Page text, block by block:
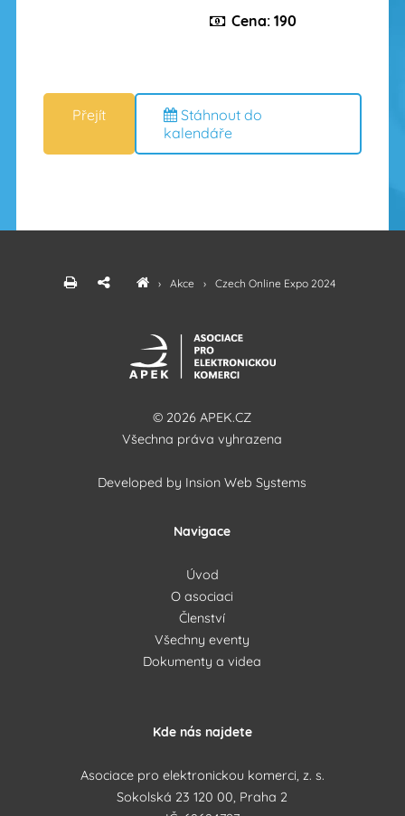
Cena: 190
Stáhnout do
kalendáře
› Akce › Czech Online Expo 2024
© 2026 APEK.CZ
Všechna práva vyhrazena
Developed by Insion Web Systems
Navigace
Úvod
O asociaci
Členství
Všechny eventy
Dokumenty a videa
Kde nás najdete
Asociace pro elektronickou komerci, z. s.
Sokolská 23 120 00, Praha 2